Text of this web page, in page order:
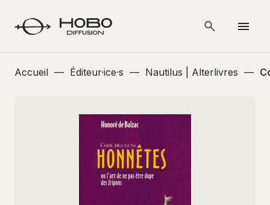
Accueil — Éditeur·ice·s — Nautilus | Alterlivres —